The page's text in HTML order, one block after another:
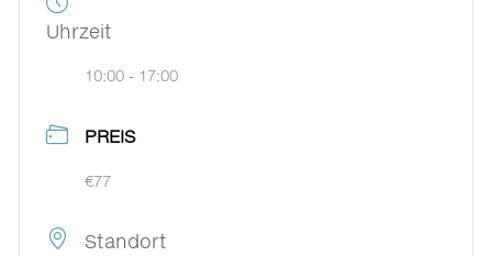
Uhrzeit
10:00 - 17:00
PREIS
€77
Standort